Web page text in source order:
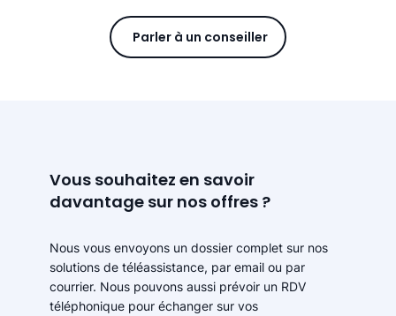
Parler à un conseiller
Vous souhaitez en savoir
davantage sur nos offres ?
Nous vous envoyons un dossier complet sur nos
solutions de téléassistance, par email ou par
courrier. Nous pouvons aussi prévoir un RDV
téléphonique pour échanger sur vos